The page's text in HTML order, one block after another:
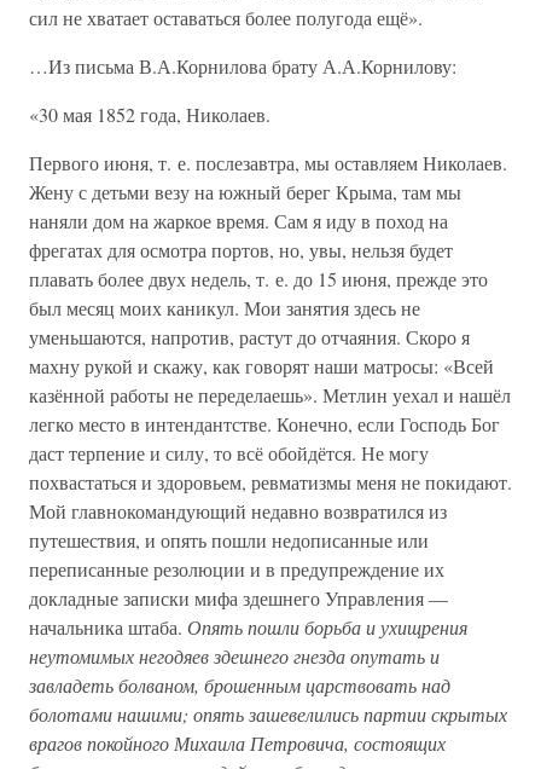
сил не хватает оставаться более полугода ещё».
…Из письма В.А.Корнилова брату А.А.Корнилову:
«30 мая 1852 года, Николаев.
Первого июня, т. е. послезавтра, мы оставляем Николаев.
Жену с детьми везу на южный берег Крыма, там мы
наняли дом на жаркое время. Сам я иду в поход на
фрегатах для осмотра портов, но, увы, нельзя будет
плавать более двух недель, т. е. до 15 июня, прежде это
был месяц моих каникул. Мои занятия здесь не
уменьшаются, напротив, растут до отчаяния. Скоро я
махну рукой и скажу, как говорят наши матросы: «Всей
казённой работы не переделаешь». Метлин уехал и нашёл
легко место в интендантстве. Конечно, если Господь Бог
даст терпение и силу, то всё обойдётся. Не могу
похвастаться и здоровьем, ревматизмы меня не покидают.
Мой главнокомандующий недавно возвратился из
путешествия, и опять пошли недописанные или
переписанные резолюции и в предупреждение их
докладные записки мифа здешнего Управления —
начальника штаба. Опять пошли борьба и ухищрения
неутомимых негодяев здешнего гнезда опутать и
завладеть болваном, брошенным царствовать над
болотами нашими; опять зашевелились партии скрытых
врагов покойного Михаила Петровича, состоящих